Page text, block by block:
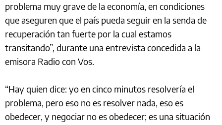
problema muy grave de la economía, en condiciones
que aseguren que el país pueda seguir en la senda de
recuperación tan fuerte por la cual estamos
transitando”, durante una entrevista concedida a la
emisora Radio con Vos.
“Hay quien dice: yo en cinco minutos resolvería el
problema, pero eso no es resolver nada, eso es
obedecer, y negociar no es obedecer; es una situación